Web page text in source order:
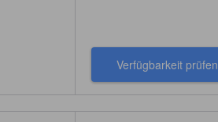
Verfügbarkeit prüfen